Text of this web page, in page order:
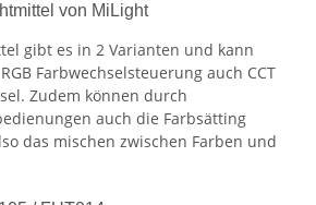
von MiLight
gibt es in 2 Varianten und kann
Farbwechselsteuerung auch CCT
Zudem können durch
auch die Farbsätting
das mischen zwischen Farben und